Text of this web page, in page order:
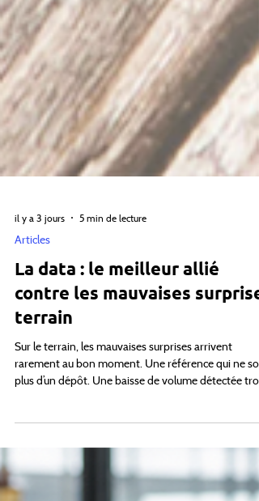
il y a 3 jours 5 min de lecture
Articles
La data : le meilleur allié
contre les mauvaises
Sur le terrain, les mauvaises surprises arrivent
tard. Une rupture sur un produit stratégique. Une
promotion qui ne produit pas l’effet attendu. Un